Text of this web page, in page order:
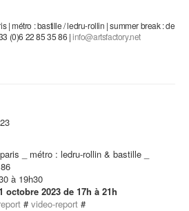
| métro : bastille / ledru-rollin | summer break : de
(0)6 22 85 35 86 |
_ métro : ledru-rollin & bastille _
à 19h30
2023 de 17h à 21h
# video-report #